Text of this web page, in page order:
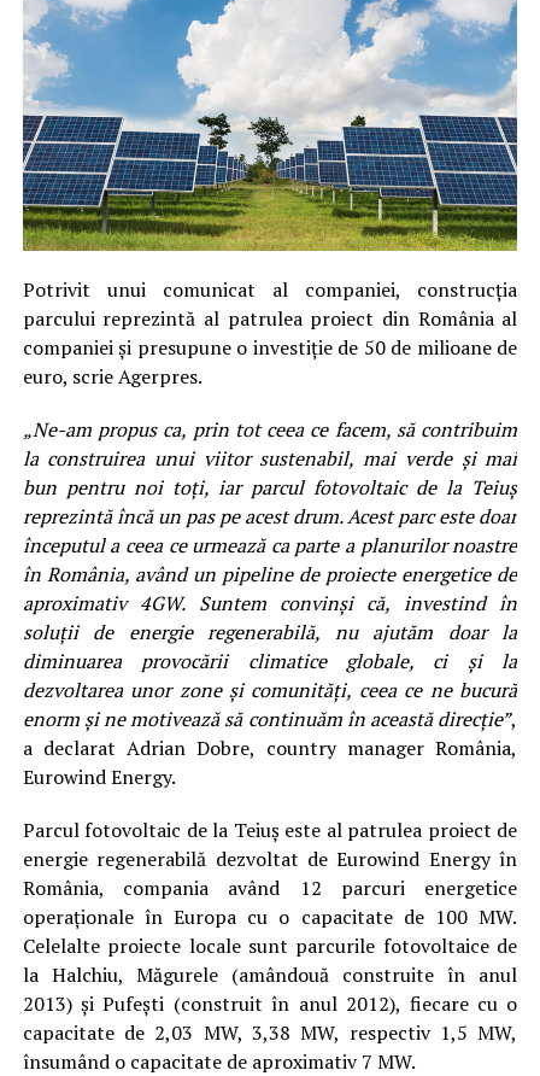
Potrivit unui comunicat al companiei, construcţia
parcului reprezintă al patrulea proiect din România al
companiei şi presupune o investiţie de 50 de milioane de
euro, scrie Agerpres.
„Ne-am propus ca, prin tot ceea ce facem, să contribuim
la construirea unui viitor sustenabil, mai verde şi mai
bun pentru noi toţi, iar parcul fotovoltaic de la Teiuş
reprezintă încă un pas pe acest drum. Acest parc este doar
începutul a ceea ce urmează ca parte a planurilor noastre
în România, având un pipeline de proiecte energetice de
aproximativ 4GW. Suntem convinşi că, investind în
soluţii de energie regenerabilă, nu ajutăm doar la
diminuarea provocării climatice globale, ci şi la
dezvoltarea unor zone şi comunităţi, ceea ce ne bucură
enorm şi ne motivează să continuăm în această direcţie”,
a declarat Adrian Dobre, country manager România,
Eurowind Energy.
Parcul fotovoltaic de la Teiuş este al patrulea proiect de
energie regenerabilă dezvoltat de Eurowind Energy în
România, compania având 12 parcuri energetice
operaţionale în Europa cu o capacitate de 100 MW.
Celelalte proiecte locale sunt parcurile fotovoltaice de
la Halchiu, Măgurele (amândouă construite în anul
2013) şi Pufeşti (construit în anul 2012), fiecare cu o
capacitate de 2,03 MW, 3,38 MW, respectiv 1,5 MW,
însumând o capacitate de aproximativ 7 MW.